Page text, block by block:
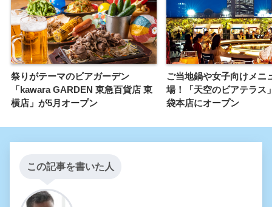
祭りがテーマのビアガーデン
「kawara GARDEN 東急百貨店 東
横店」が5月オープン
ご当地鍋や女子向けメニ
場！「天空のビアテラス
袋本店にオープン
この記事を書いた人